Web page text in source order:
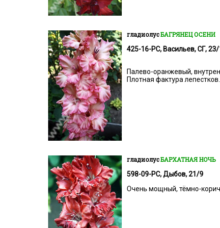
гладиолусБАГРЯНЕЦ ОСЕНИ
425-16-РС, Васильев, СГ,
Палево-оранжевый,
Плотная фактура лепестков.
гладиолусБАРХАТНАЯ НОЧЬ
598-09-РС, Дыбов, 21/9
Очень мощный, тёмно-